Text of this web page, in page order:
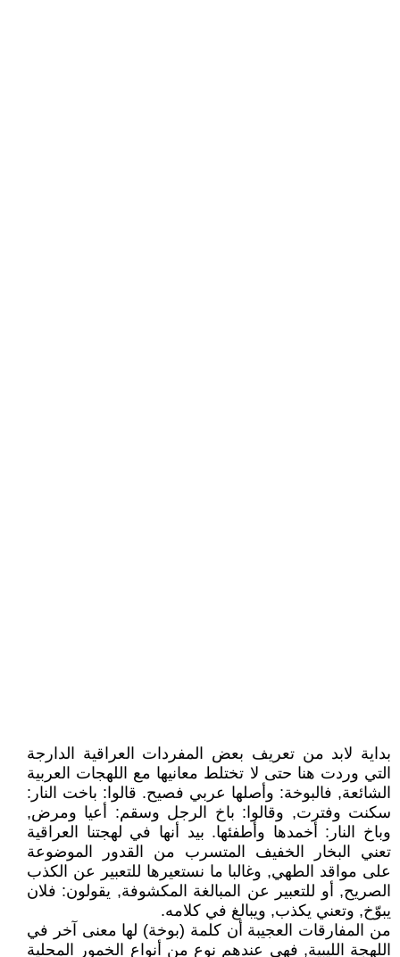
بداية لابد من تعريف بعض المفردات العراقية الدارجة
التي وردت هنا حتى لا تختلط معانيها مع اللهجات العربية
الشائعة, فالبوخة: وأصلها عربي فصيح. قالوا: باخت النار:
سكنت وفترت, وقالوا: باخ الرجل وسقم: أعيا ومرض,
وباخ النار: أخمدها وأطفئها. بيد أنها في لهجتنا العراقية
تعني البخار الخفيف المتسرب من القدور الموضوعة
على مواقد الطهي, وغالبا ما نستعيرها للتعبير عن الكذب
الصريح, أو للتعبير عن المبالغة المكشوفة, يقولون: فلان
يبوّخ, وتعني يكذب, ويبالغ في كلامه.
من المفارقات العجيبة أن كلمة (بوخة) لها معنى آخر في
اللهجة الليبية, فهي عندهم نوع من أنواع الخمور المحلية